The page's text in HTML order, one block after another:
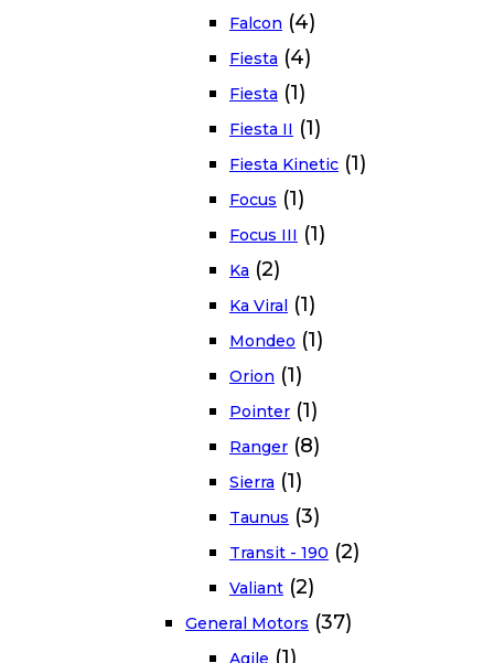
Falcon (4)
Fiesta (4)
Fiesta (1)
Fiesta II (1)
Fiesta Kinetic (1)
Focus (1)
Focus III (1)
Ka (2)
Ka Viral (1)
Mondeo (1)
Orion (1)
Pointer (1)
Ranger (8)
Sierra (1)
Taunus (3)
Transit - 190 (2)
Valiant (2)
General Motors (37)
Agile (1)